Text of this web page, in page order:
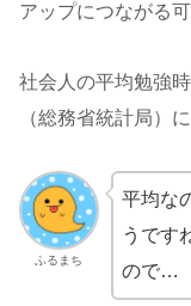
アップにつながる
社会人の平均勉強時
（総務省統計局）
ふるまち
平均な
うです
ので…